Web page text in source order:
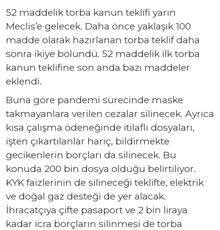
52 maddelik torba kanun teklifi yarın
Meclis’e gelecek. Daha önce yaklaşık 100
madde olarak hazırlanan torba teklif daha
sonra ikiye bölündü. 52 maddelik ilk torba
kanun teklifine son anda bazı maddeler
eklendi.
Buna göre pandemi sürecinde maske
takmayanlara verilen cezalar silinecek. Ayrıca
kısa çalışma ödeneğinde itilaflı dosyaları,
işten çıkartılanlar hariç, bildirmekte
gecikenlerin borçları da silinecek. Bu
konuda 200 bin dosya olduğu belirtiliyor.
KYK faizlerinin de silineceği teklifte, elektrik
ve doğal gaz desteği de yer alacak.
İhracatçıya çifte pasaport ve 2 bin liraya
kadar icra borçların silinmesi de torba